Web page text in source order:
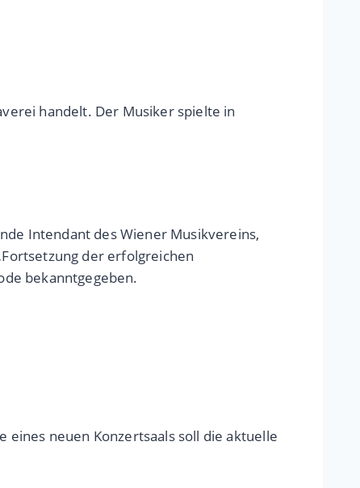
handelt. Der Musiker spielte in
Intendant des Wiener Musikvereins,
der erfolgreichen
bekanntgegeben.
eines neuen Konzertsaals soll die aktuelle